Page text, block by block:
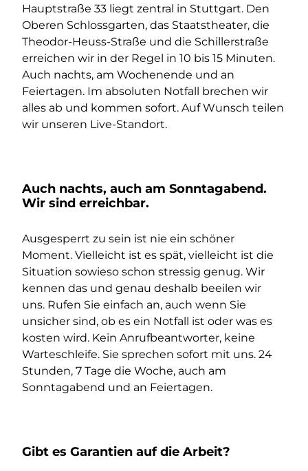
Hauptstraße 33 liegt zentral in Stuttgart. Den
Oberen Schlossgarten, das Staatstheater, die
Theodor-Heuss-Straße und die Schillerstraße
erreichen wir in der Regel in 10 bis 15 Minuten.
Auch nachts, am Wochenende und an
Feiertagen. Im absoluten Notfall brechen wir
alles ab und kommen sofort. Auf Wunsch teilen
wir unseren Live-Standort.
Auch nachts, auch am Sonntagabend.
Wir sind erreichbar.
Ausgesperrt zu sein ist nie ein schöner
Moment. Vielleicht ist es spät, vielleicht ist die
Situation sowieso schon stressig genug. Wir
kennen das und genau deshalb beeilen wir
uns. Rufen Sie einfach an, auch wenn Sie
unsicher sind, ob es ein Notfall ist oder was es
kosten wird. Kein Anrufbeantworter, keine
Warteschleife. Sie sprechen sofort mit uns. 24
Stunden, 7 Tage die Woche, auch am
Sonntagabend und an Feiertagen.
Gibt es Garantien auf die Arbeit?